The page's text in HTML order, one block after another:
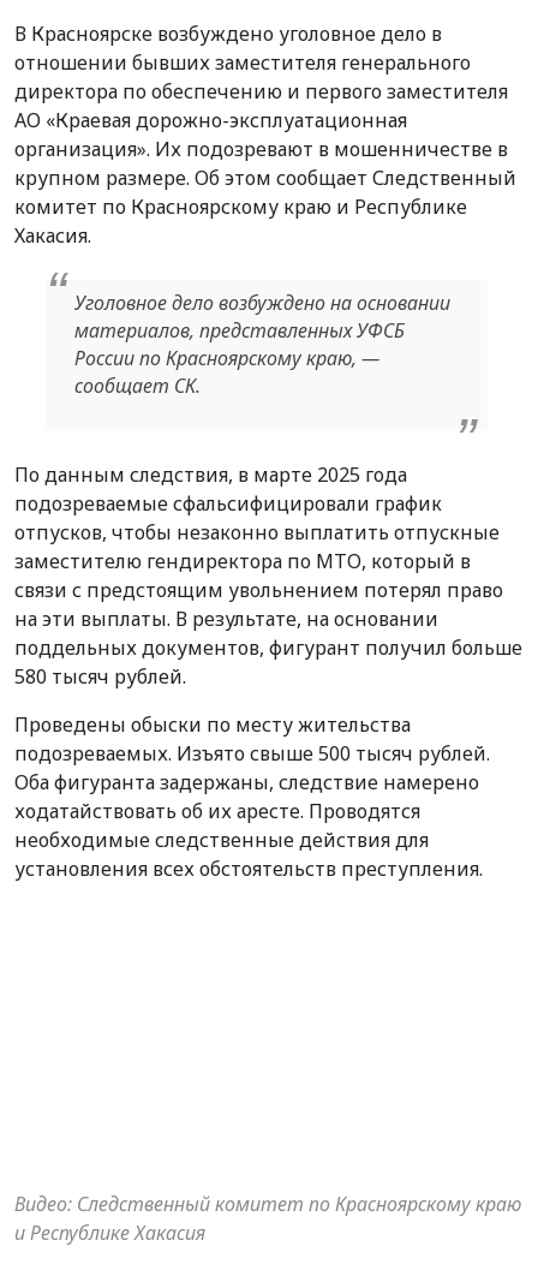
В Красноярске возбуждено уголовное дело в
отношении бывших заместителя генерального
директора по обеспечению и первого заместителя
АО «Краевая дорожно-эксплуатационная
организация». Их подозревают в мошенничестве в
крупном размере. Об этом сообщает Следственный
комитет по Красноярскому краю и Республике
Хакасия.
Уголовное дело возбуждено на основании
материалов, представленных УФСБ
России по Красноярскому краю, —
сообщает СК.
По данным следствия, в марте 2025 года
подозреваемые сфальсифицировали график
отпусков, чтобы незаконно выплатить отпускные
заместителю гендиректора по МТО, который в
связи с предстоящим увольнением потерял право
на эти выплаты. В результате, на основании
поддельных документов, фигурант получил больше
580 тысяч рублей.
Проведены обыски по месту жительства
подозреваемых. Изъято свыше 500 тысяч рублей.
Оба фигуранта задержаны, следствие намерено
ходатайствовать об их аресте. Проводятся
необходимые следственные действия для
установления всех обстоятельств преступления.
Видео: Следственный комитет по Красноярскому краю
и Республике Хакасия